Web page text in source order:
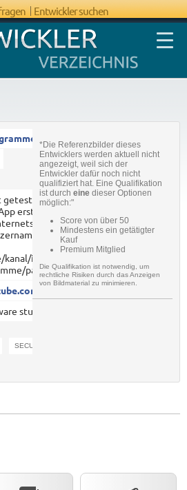
Entwickler suchen
getestete und
erstellt Passwörter
dem
und einem
iphone-
passwort/184/1967
watch?v...
studios ag
SECURITY
*Die Referenzbilder dieses
Entwicklers werden aktuell nicht
angezeigt, weil sich der
Entwickler dafür noch nicht
qualifiziert hat. Eine Qualifikation
ist durch eine dieser Optionen
möglich:"
Score von über 50
Mindestens ein getätigter
Kauf
Premium Mitglied
Die Qualifikation ist notwendig, um
rechtliche Risiken durch das Anzeigen
von Bildmaterial zu minimieren.